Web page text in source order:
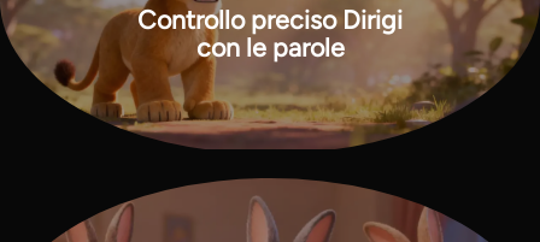
Controllo preciso Dirigi
con le parole